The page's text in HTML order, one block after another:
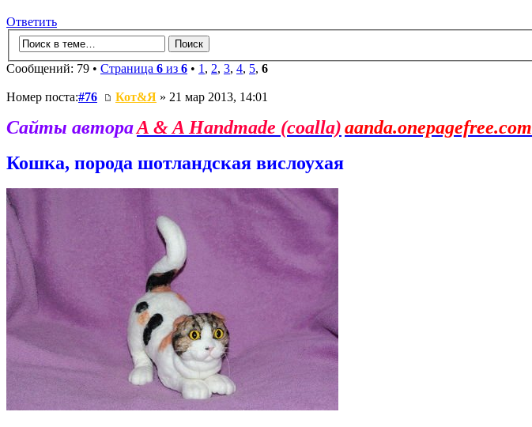
Ответить
Сообщений: 79 • Страница 6 из 6 • 1 , 2, 3, 4, 5, 6
Номер поста:#76 Кот&Я » 21 мар 2013, 14:01
Сайты автораA & A Handmade (coalla)aanda.onepagefree.com
Кошка, порода шотландская вислоухая